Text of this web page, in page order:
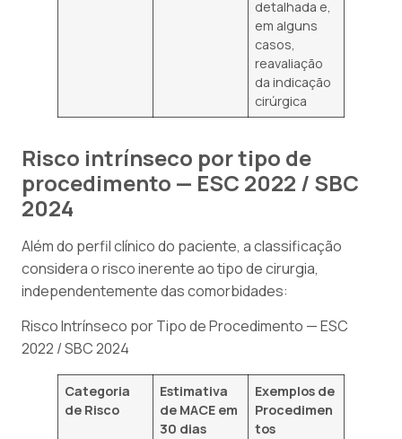
detalhada e,
em alguns
casos,
reavaliação
da indicação
cirúrgica
Risco intrínseco por tipo de
procedimento — ESC 2022 / SBC
2024
Além do perfil clínico do paciente, a classificação
considera o risco inerente ao tipo de cirurgia,
independentemente das comorbidades:
Risco Intrínseco por Tipo de Procedimento — ESC
2022 / SBC 2024
Categoria
de Risco
Estimativa
de MACE em
30 dias
Exemplos de
Procedimen
tos